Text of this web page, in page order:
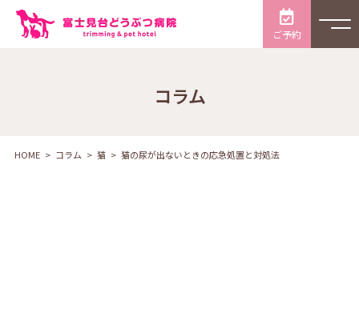
ご予約
コラム
HOME コラム 猫 猫の尿が出ないときの応急処置と対処法